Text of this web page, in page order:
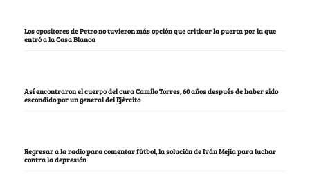
Los opositores de Petro no tuvieron más opción que criticar la puerta por la que
entró a la Casa Blanca
Así encontraron el cuerpo del cura Camilo Torres, 60 años después de haber sido
escondido por un general del Ejército
Regresar a la radio para comentar fútbol, la solución de Iván Mejía para luchar
contra la depresión